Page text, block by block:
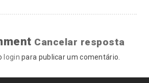
Cancelar resposta
login para publicar um comentário.